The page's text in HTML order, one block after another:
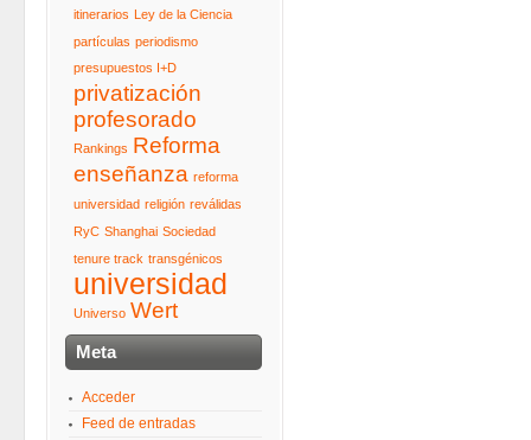
itinerarios Ley de la Ciencia
partículas periodismo
presupuestos I+D
privatización
profesorado
Rankings Reforma
enseñanza reforma
universidad religión reválidas
RyC Shanghai Sociedad
tenure track transgénicos
universidad
Universo Wert
Meta
Acceder
Feed de entradas